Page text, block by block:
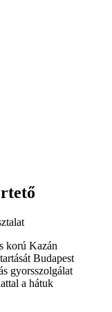
korú Kazán
Budapest
gyorsszolgálat
a hátuk